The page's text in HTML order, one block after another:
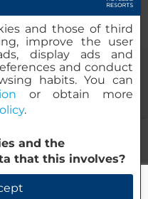
Resort
& AMERICAS Santa Engracia,
España
and those of third
improve the user
display ads and
and conduct
habits. You can
or obtain more
.
and the
that this involves?